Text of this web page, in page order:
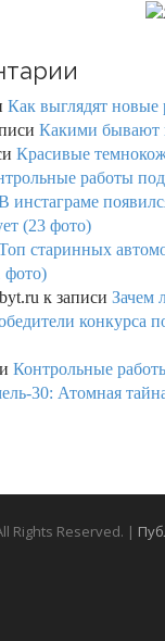
Как выглядят новые
Какими бывают
Красивые
работы
инстаграме
(23 фото)
старинных
фото)
к записи Зачем
конкурса
Контрольные
30: Атомная
Rights Reserved. |